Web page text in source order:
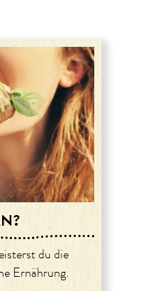
du die
Ernährung.